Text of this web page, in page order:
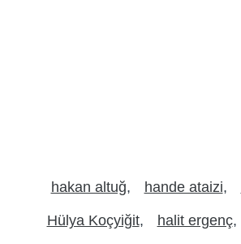
hakan altuğ hande ataizi
Hülya Koçyiğit halit ergenç